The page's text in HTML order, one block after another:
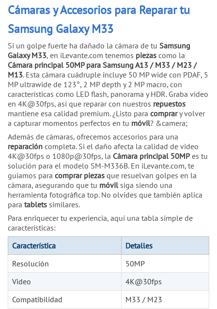
Cámaras y Accesorios para Reparar tu
Samsung Galaxy M33
Si un golpe fuerte ha dañado la cámara de tu Samsung
Galaxy M33, en iLevante.com tenemos piezas como la
Cámara principal 50MP para Samsung A13 / M33 / M23 /
M13. Esta cámara cuádruple incluye 50 MP wide con PDAF, 5
MP ultrawide de 123°, 2 MP depth y 2 MP macro, con
características como LED flash, panorama y HDR. Graba video
en 4K@30fps, así que reparar con nuestros repuestos
mantiene esa calidad premium. ¿Listo para comprary volver
a capturar momentos perfectos en tu móvil? &camera;
Además de cámaras, ofrecemos accesorios para una
reparación completa. Si el daño afecta la calidad de video
4K@30fps o 1080p@30fps, la Cámara principal 50MP es tu
solución para el modelo SM-M336B. En iLevante.com, te
guiamos para comprar piezas que resuelvan golpes en la
cámara, asegurando que tu móvil siga siendo una
herramienta fotográfica top. No olvides que también aplica
para tablets similares.
Para enriquecer tu experiencia, aquí una tabla simple de
características:
Característica
Detalles
Resolución
50MP
Video
4K@30fps
Compatibilidad
M33 / M23